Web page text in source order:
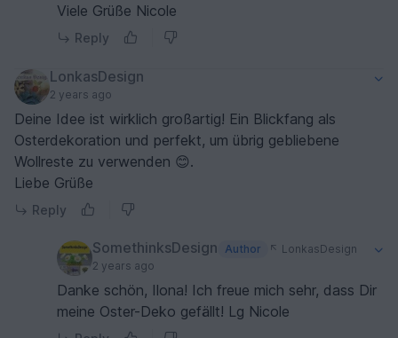
Viele Grüße Nicole
Reply
LonkasDesign
2 years ago
Deine Idee ist wirklich großartig! Ein Blickfang als
Osterdekoration und perfekt, um übrig gebliebene
Wollreste zu verwenden 😊.
Liebe Grüße
Reply
SomethinksDesign Author
LonkasDesign
2 years ago
Danke schön, Ilona! Ich freue mich sehr, dass Dir
meine Oster-Deko gefällt! Lg Nicole